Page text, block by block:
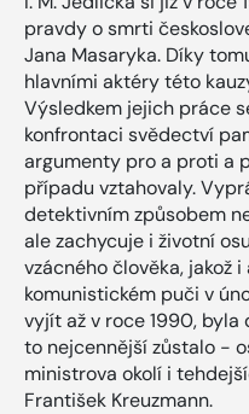
pravdy o smrti
Jana Masaryka. Díky
hlavními aktéry této
Výsledkem jejich práce
konfrontaci svědectví
argumenty pro a proti a
případu vztahovaly.
detektivním způsobem
ale zachycuje i životní
vzácného člověka, jakož
komunistickém puči v
vyjít až v roce 1990, byla
to nejcennější zůstalo -
ministrova okolí i
František Kreuzmann.